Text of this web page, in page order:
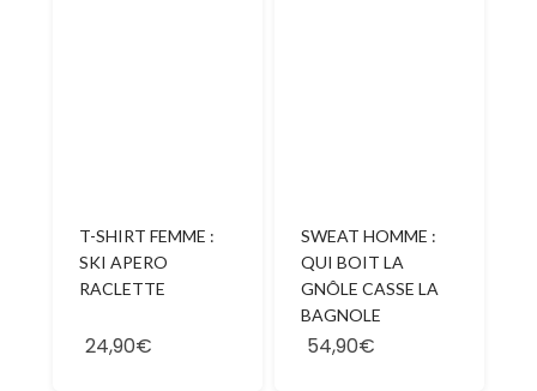
T-SHIRT FEMME :
SKI APERO
RACLETTE
24,90€
SWEAT HOMME :
QUI BOIT LA
GNÔLE CASSE LA
BAGNOLE
54,90€